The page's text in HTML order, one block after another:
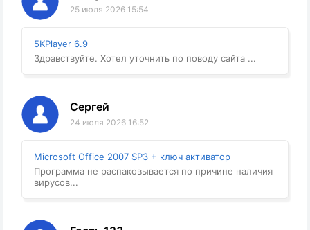
25 июля 2026 15:54
5KPlayer 6.9
Здравствуйте. Хотел уточнить по поводу сайта ...
Сергей
24 июля 2026 16:52
Microsoft Office 2007 SP3 + ключ активатор
Программа не распаковывается по причине наличия
вирусов...